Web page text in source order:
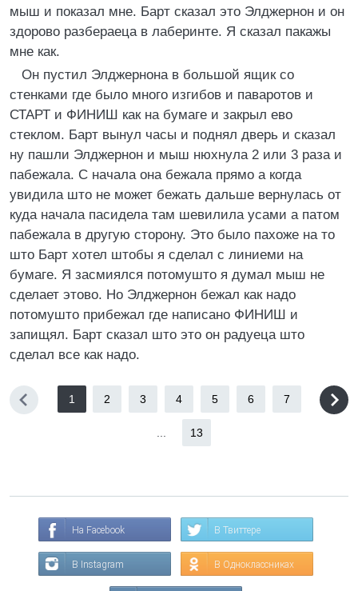
мыш и показал мне. Барт сказал это Элджернон и он
здорово разбераеца в лаберинте. Я сказал пакажы
мне как.
Он пустил Элджернона в большой ящик со
стенками где было много изгибов и паваротов и
СТАРТ и ФИНИШ как на бумаге и закрыл ево
стеклом. Барт вынул часы и поднял дверь и сказал
ну пашли Элджернон и мыш нюхнула 2 или 3 раза и
пабежала. С начала она бежала прямо а когда
увидила што не может бежать дальше вернулась от
куда начала пасидела там шевилила усами а патом
пабежала в другую сторону. Это было пахоже на то
што Барт хотел штобы я сделал с линиеми на
бумаге. Я засмиялся потомушто я думал мыш не
сделает этово. Но Элджернон бежал как надо
потомушто прибежал где написано ФИНИШ и
запищял. Барт сказал што это он радуеца што
сделал все как надо.
1 2 3 4 5 6 7
13
На Facebook В Твиттере
В Instagram В Одноклассниках